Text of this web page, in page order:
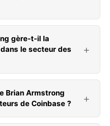
gère-t-il la
le secteur des
Brian Armstrong
de Coinbase ?